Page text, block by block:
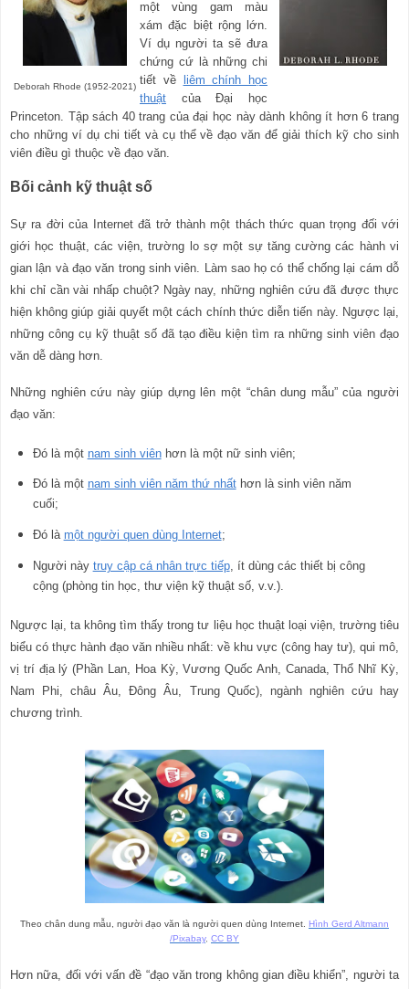
Deborah Rhode (1952-2021)
một vùng gam màu
xám đặc biệt rộng lớn.
Ví dụ người ta sẽ đưa
chứng cứ là những chi
tiết về liêm chính học
thuật của Đại học
Princeton. Tập sách 40 trang của đại học này dành không ít hơn 6 trang
cho những ví dụ chi tiết và cụ thể về đạo văn để giải thích kỹ cho sinh
viên điều gì thuộc về đạo văn.
Bối cảnh kỹ thuật số
Sự ra đời của Internet đã trở thành một thách thức quan trọng đối với
giới học thuật, các viện, trường lo sợ một sự tăng cường các hành vi
gian lận và đạo văn trong sinh viên. Làm sao họ có thể chống lại cám dỗ
khi chỉ cần vài nhấp chuột? Ngày nay, những nghiên cứu đã được thực
hiện không giúp giải quyết một cách chính thức diễn tiến này. Ngược lại,
những công cụ kỹ thuật số đã tạo điều kiện tìm ra những sinh viên đạo
văn dễ dàng hơn.
Những nghiên cứu này giúp dựng lên một “chân dung mẫu” của người
đạo văn:
Đó là một nam sinh viênhơn là một nữ sinh viên;
Đó là một nam sinh viên năm thứ nhấthơn là sinh viên năm
cuối;
Đó là một người quen dùng Internet;
Người này truy cập cá nhân trực tiếp, ít dùng các thiết bị công
cộng (phòng tin học, thư viện kỹ thuật số, v.v.).
Ngược lại, ta không tìm thấy trong tư liệu học thuật loại viện, trường tiêu
biểu có thực hành đạo văn nhiều nhất: về khu vực (công hay tư), qui mô,
vị trí địa lý (Phần Lan, Hoa Kỳ, Vương Quốc Anh, Canada, Thổ Nhĩ Kỳ,
Nam Phi, châu Âu, Đông Âu, Trung Quốc), ngành nghiên cứu hay
chương trình.
Theo chân dung mẫu, người đạo văn là người quen dùng Internet. Hình Gerd Altmann
/Pixabay, CC BY
Hơn nữa, đối với vấn đề “đạo văn trong không gian điều khiển”, người ta